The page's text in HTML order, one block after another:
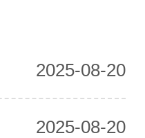
2025-08-20
2025-08-20